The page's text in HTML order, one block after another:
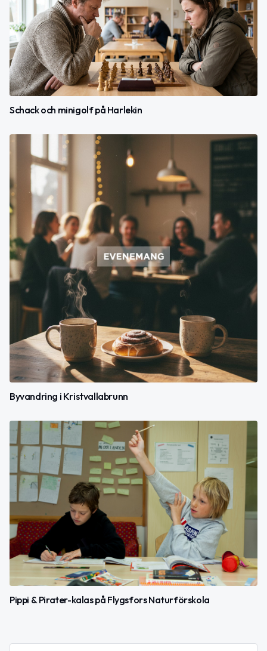
Schack och minigolf på Harlekin
Byvandring i Kristvallabrunn
Pippi & Pirater-kalas på Flygsfors Naturförskola